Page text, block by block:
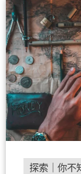
探索｜你不